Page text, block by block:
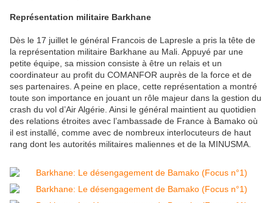
Représentation militaire Barkhane
Dès le 17 juillet le général Francois de Lapresle a pris la tête de
la représentation militaire Barkhane au Mali. Appuyé par une
petite équipe, sa mission consiste à être un relais et un
coordinateur au profit du COMANFOR auprès de la force et de
ses partenaires. A peine en place, cette représentation a montré
toute son importance en jouant un rôle majeur dans la gestion du
crash du vol d’Air Algérie. Ainsi le général maintient au quotidien
des relations étroites avec l’ambassade de France à Bamako où
il est installé, comme avec de nombreux interlocuteurs de haut
rang dont les autorités militaires maliennes et de la MINUSMA.